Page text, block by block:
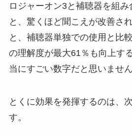
ロジャーオン3と補聴器を組
と、驚くほど聞こえが改善さ
と、補聴器単独での使用と比
の理解度が最大61％も向上す
当にすごい数字だと思いませ
とくに効果を発揮するのは、
す。